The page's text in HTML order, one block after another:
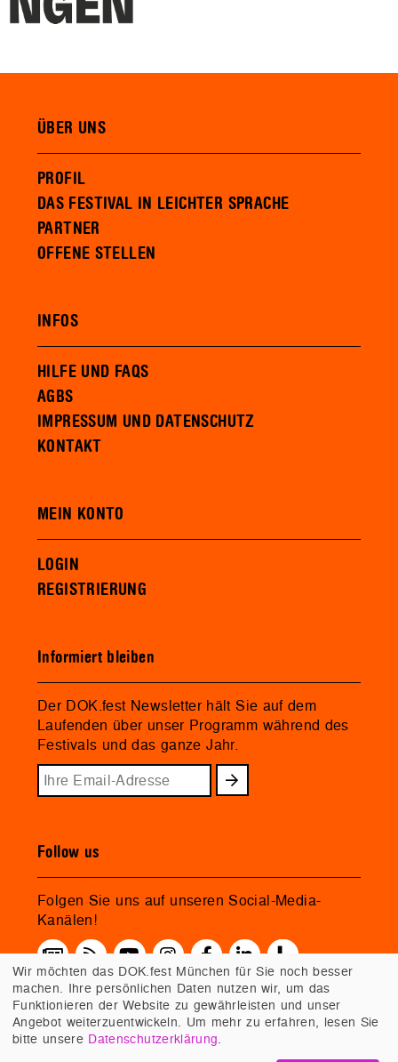
ÜBER UNS
PROFIL
DAS FESTIVAL IN LEICHTER SPRACHE
PARTNER
OFFENE STELLEN
INFOS
HILFE UND FAQS
AGBS
IMPRESSUM UND DATENSCHUTZ
KONTAKT
MEIN KONTO
LOGIN
REGISTRIERUNG
Informiert bleiben
Der DOK.fest Newsletter hält Sie auf dem
Laufenden über unser Programm während des
Festivals und das ganze Jahr.
Follow us
Folgen Sie uns auf unseren Social-Media-
Kanälen!
Wir möchten das DOK.fest München für Sie noch besser
machen. Ihre persönlichen Daten nutzen wir, um das
Funktionieren der Website zu gewährleisten und unser
Angebot weiterzuentwickeln. Um mehr zu erfahren, lesen Sie
bitte unsere Datenschutzerklärung.